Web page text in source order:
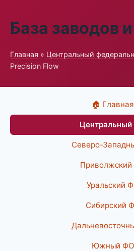
База заводов
Главная » Центральный
Precision Flow
🏠 Главная
Северо-
Уральский
Сибирский
Южный ФО